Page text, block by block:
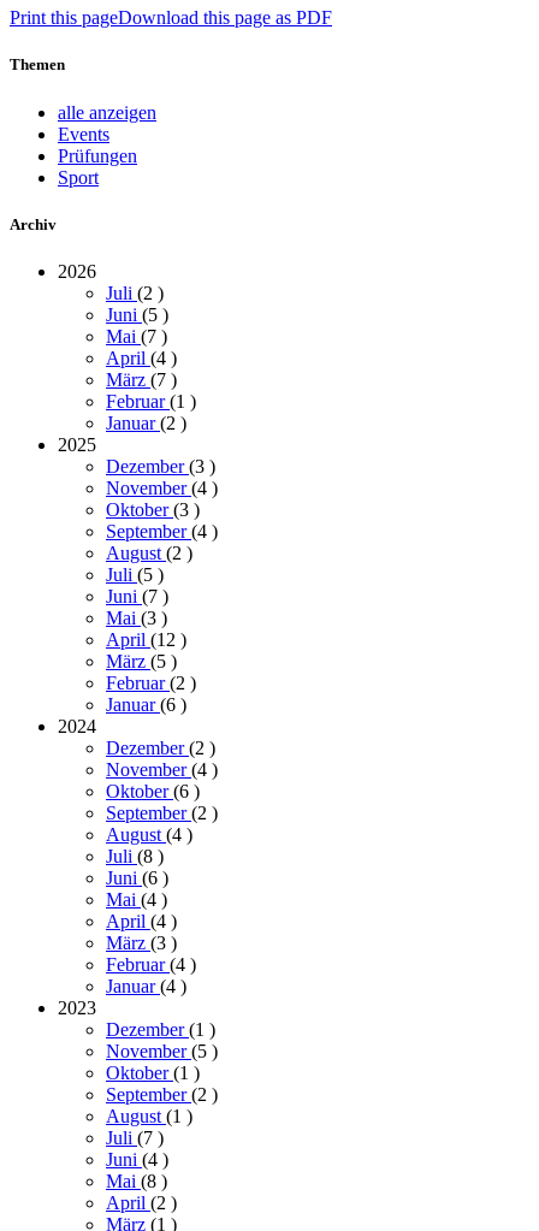
Print this pageDownload this page as PDF
Themen
alle anzeigen
Events
Prüfungen
Sport
Archiv
2026
Juli (2 )
Juni (5 )
Mai (7 )
April (4 )
März (7 )
Februar(1 )
Januar(2 )
2025
Dezember(3 )
November(4 )
Oktober(3 )
September(4 )
August (2 )
Juli (5 )
Juni (7 )
Mai (3 )
April (12 )
März (5 )
Februar(2 )
Januar(6 )
2024
Dezember(2 )
November(4 )
Oktober(6 )
September(2 )
August (4 )
Juli (8 )
Juni (6 )
Mai (4 )
April (4 )
März (3 )
Februar(4 )
Januar(4 )
2023
Dezember(1 )
November(5 )
Oktober(1 )
September(2 )
August (1 )
Juli (7 )
Juni (4 )
Mai (8 )
April (2 )
März (1 )